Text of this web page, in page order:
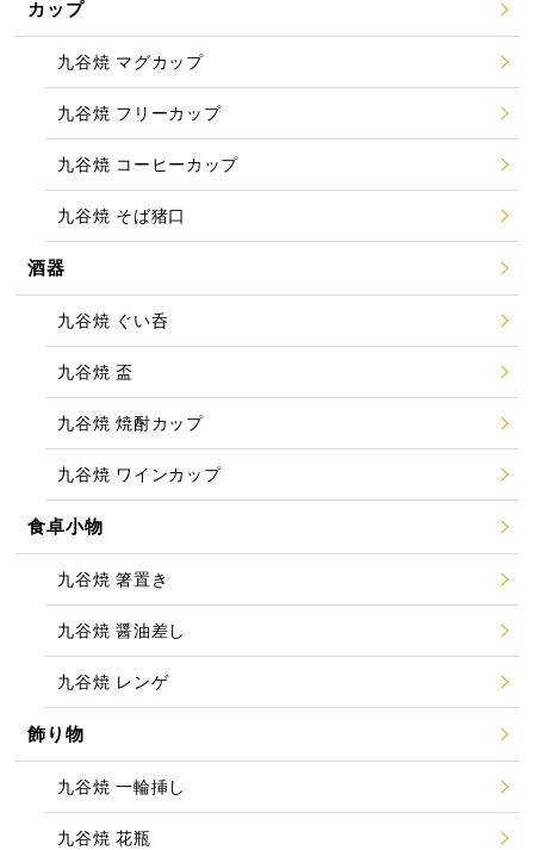
カップ
九谷焼 マグカップ
九谷焼 フリーカップ
九谷焼 コーヒーカップ
九谷焼 そば猪口
酒器
九谷焼 ぐい呑
九谷焼 盃
九谷焼 焼酎カップ
九谷焼 ワインカップ
食卓小物
九谷焼 箸置き
九谷焼 醤油差し
九谷焼 レンゲ
飾り物
九谷焼 一輪挿し
九谷焼 花瓶